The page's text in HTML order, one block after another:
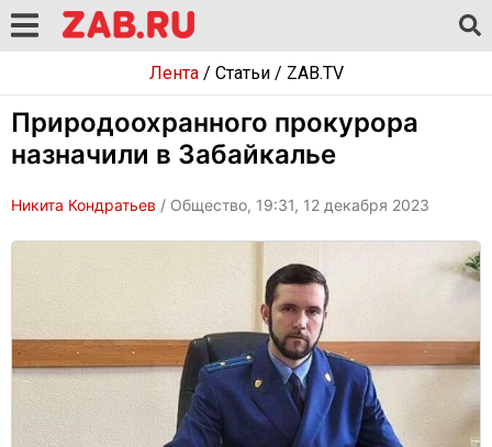
Лента/ Статьи/ ZAB.TV
Природоохранного прокурора
назначили в Забайкалье
Никита Кондратьев / Общество, 19:31, 12 декабря 2023